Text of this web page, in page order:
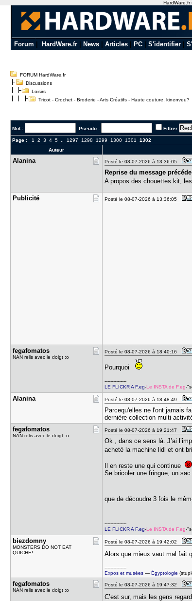
Forum HardWare.fr| News| Articles| PC| S'identifier|
FORUM HardWare.fr
Discussions
Loisirs
Tricot - Crochet - Broderie - Arts Créatifs - Haute couture, kinenveu?
Mot : Pseudo : Filtrer
Page : 1 2 3 4 5 1297 1298 1299 1300 1301 1302
Auteur
Alanina Posté le 08-07-2026 à 13:36:05
Reprise du message
A propos des chouettes kit,
Publicité Posté le 08-07-2026 à 13:36:05
fegafomato​s
NAN relis avec le doigt :o
Posté le 08-07-2026 à 18:40:16
Pourquoi
---------------
LE FLICKR A F.eg-Le INSTA de F.eg-
Alanina Posté le 08-07-2026 à 18:48:49
Parcequ'elles ne l'ont jamais
dernière collection multi-
fegafomato​s
NAN relis avec le doigt :o
Posté le 08-07-2026 à 19:21:47
Ok , dans ce sens là. J’ai
acheté la machine lidl et ont
Il en reste une qui continue
Se bricoler une fringue, un
que de découdre 3 fois le
---------------
LE FLICKR A F.eg-Le INSTA de F.eg-
biezdomny
MONSTERS DO NOT EAT
QUICHE!
Posté le 08-07-2026 à 19:42:02
Alors que mieux vaut mal fait
---------------
Expos et musées —Égyptologie
fegafomato​s
NAN relis avec le doigt :o
Posté le 08-07-2026 à 19:47:32
C’est sur, mais les gens